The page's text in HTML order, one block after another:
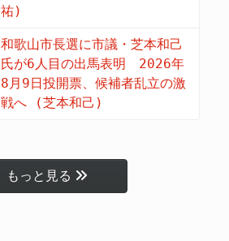
祐)
和歌山市長選に市議・芝本和己
氏が6人目の出馬表明 2026年
8月9日投開票、候補者乱立の激
戦へ (芝本和己)
もっと見る